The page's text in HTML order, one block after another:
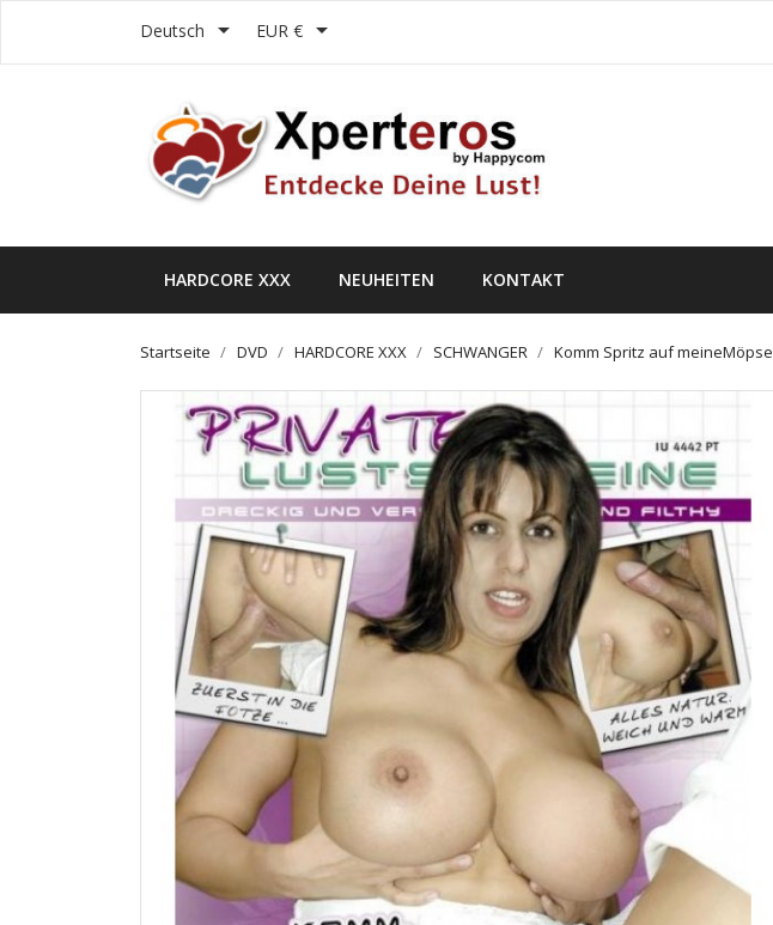
Deutsch  EUR € 
HARDCORE XXX NEUHEITEN KONTAKT
Startseite DVD HARDCORE XXX SCHWANGER Komm Spritz auf meineMöpse